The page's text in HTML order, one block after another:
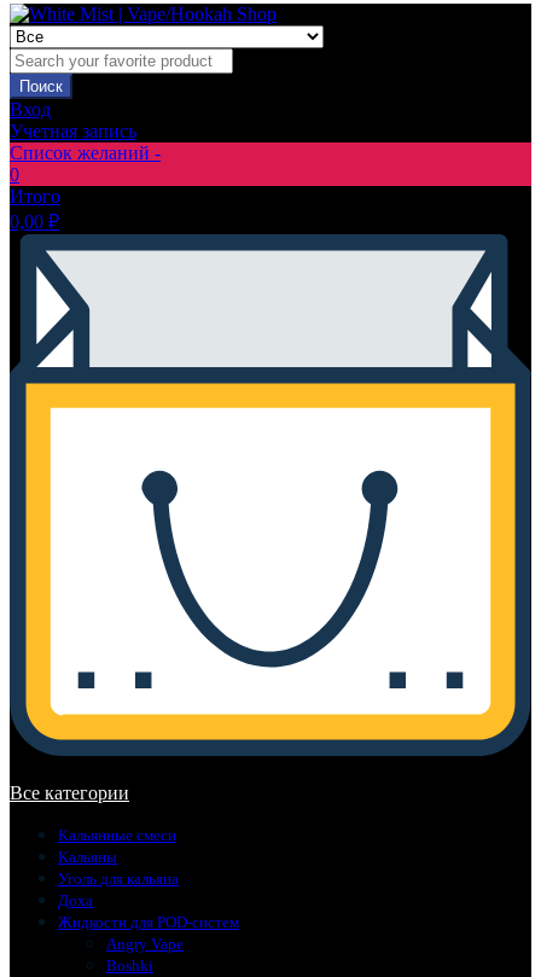
Поиск
Вход
Учетная запись
Список желаний -
0
Итого
0,00 ₽
Все категории
Кальянные смеси
Кальяны
Уголь для кальяна
Доха
Жидкости для POD-систем
Angry Vape
Boshki